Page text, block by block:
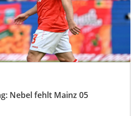
Nebel fehlt Mainz 05